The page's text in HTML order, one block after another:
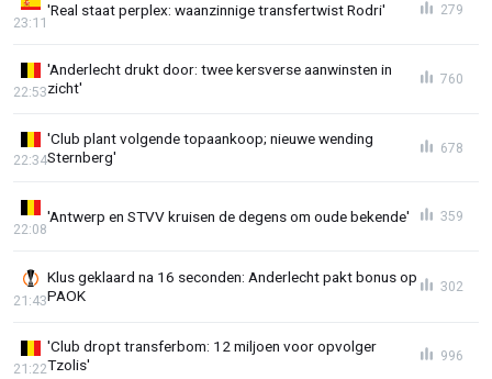
'Real staat perplex: waanzinnige transfertwist Rodri'
23:11
279
'Anderlecht drukt door: twee kersverse aanwinsten in
zicht'
22:53
760
'Club plant volgende topaankoop; nieuwe wending
Sternberg'
22:34
678
'Antwerp en STVV kruisen de degens om oude bekende'
22:08
359
Klus geklaard na 16 seconden: Anderlecht pakt bonus op
PAOK
21:43
302
'Club dropt transferbom: 12 miljoen voor opvolger
Tzolis'
21:22
996